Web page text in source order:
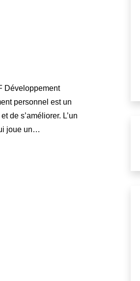
Développement
personnel est un
de s’améliorer. L’un
joue un…